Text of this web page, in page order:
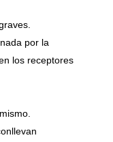
por la
los receptores